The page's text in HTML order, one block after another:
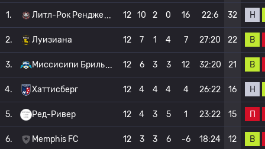
1. Литл-Рок Рендже 12 10 2 0 16 22:6 32 Н
2. Луизиана 12 7 1 4 7 27:20 22 В
3. Миссисипи Бриль 12 6 3 3 12 32:20 21 В
4. Хаттисберг 12 4 4 4 4 26:22 16 Н
5. Ред-Ривер 12 4 3 5 1 23:22 15 П
6. Memphis FC 12 3 3 6 -6 18:24 12 В